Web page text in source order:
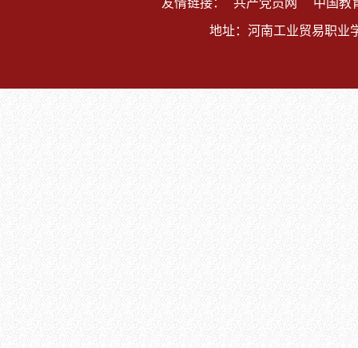
友情链接： 共产党员网 中国教
地址：河南工业贸易职